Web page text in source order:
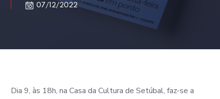
07/12/2022
Dia 9, às 18h, na Casa da Cultura de Setúbal, faz-se a